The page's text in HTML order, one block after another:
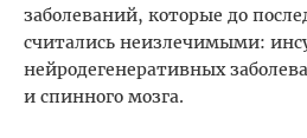
заболеваний, которые до
считались неизлечимыми:
нейродегенеративных
и спинного мозга.